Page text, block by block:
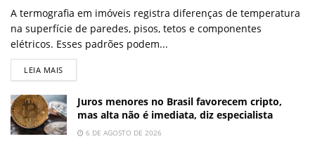
A termografia em imóveis registra diferenças de temperatura
na superfície de paredes, pisos, tetos e componentes
elétricos. Esses padrões podem...
LEIA MAIS
Juros menores no Brasil favorecem cripto,
mas alta não é imediata, diz especialista
6 DE AGOSTO DE 2026